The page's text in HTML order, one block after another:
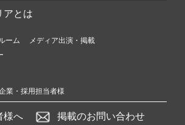
アとは
ーム
メディア出演・掲載
業・採用担当者様
様へ 掲載のお問い合わせ